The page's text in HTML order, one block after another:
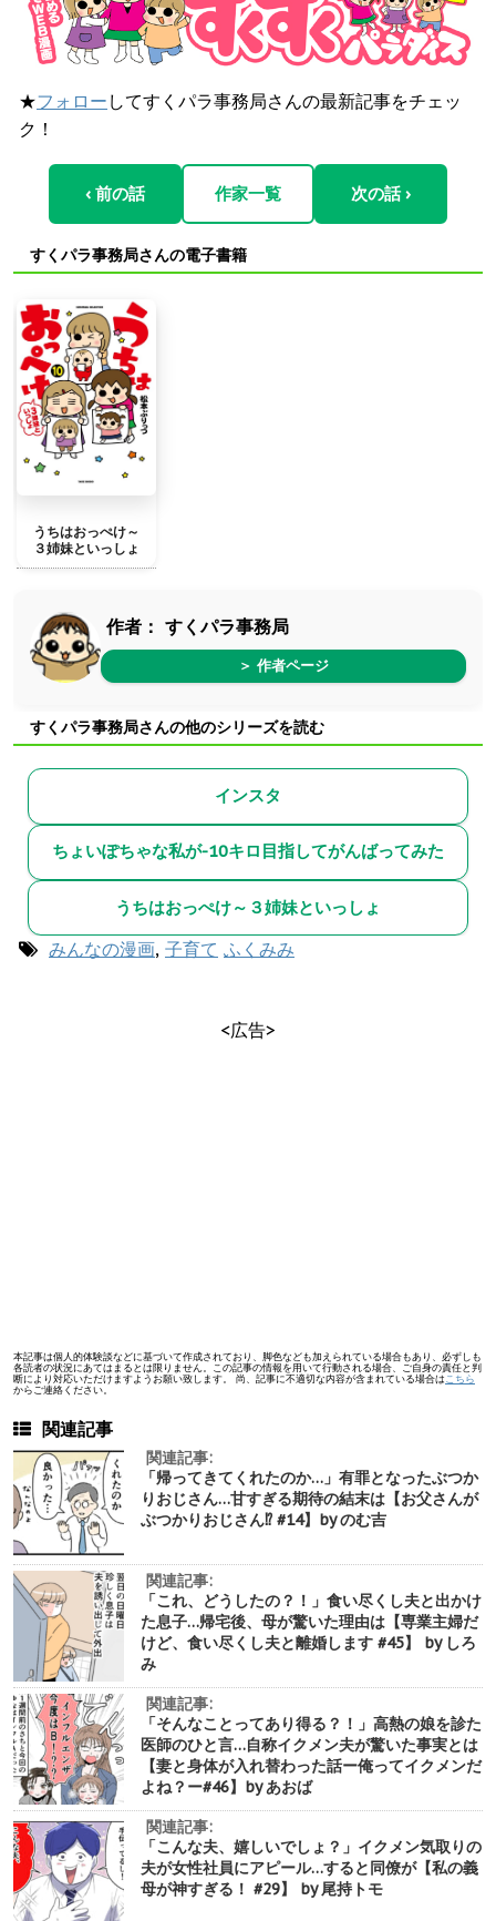
★フォロー してすくパラ事務局さんの最新記事をチェッ
ク！
‹ 前の話 作家一覧 次の話 ›
すくパラ事務局さんの電子書籍
うちはおっぺけ～
３姉妹といっしょ
作者： すくパラ事務局
＞ 作者ページ
すくパラ事務局さんの他のシリーズを読む
インスタ
ちょいぽちゃな私が-10キロ目指してがんばってみた
うちはおっぺけ～３姉妹といっしょ
みんなの漫画, 子育て ふくみみ
<広告>
本記事は個人的体験談などに基づいて作成されており、脚色なども加えられている場合もあり、必ずしも
各読者の状況にあてはまるとは限りません。この記事の情報を用いて行動される場合、ご自身の責任と判
断により対応いただけますようお願い致します。 尚、記事に不適切な内容が含まれている場合はこちら
からご連絡ください。
関連記事
関連記事:
「帰ってきてくれたのか…」有罪となったぶつか
りおじさん…甘すぎる期待の結末は【お父さんが
ぶつかりおじさん⁉︎ #14】by のむ吉
関連記事:
「これ、どうしたの？！」食い尽くし夫と出かけ
た息子…帰宅後、母が驚いた理由は【専業主婦だ
けど、食い尽くし夫と離婚します #45】 by しろ
み
関連記事:
「そんなことってあり得る？！」高熱の娘を診た
医師のひと言…自称イクメン夫が驚いた事実とは
【妻と身体が入れ替わった話ー俺ってイクメンだ
よね？ー#46】by あおば
関連記事:
「こんな夫、嬉しいでしょ？」イクメン気取りの
夫が女性社員にアピール…すると同僚が【私の義
母が神すぎる！ #29】 by 尾持トモ